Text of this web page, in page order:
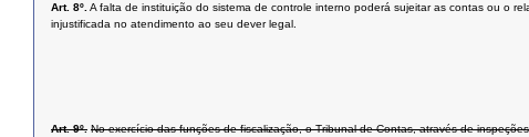
Art. 8º.A falta de instituição do sistema de controle interno poderá sujeitar as contas ou o
injustificada no atendimento ao seu dever legal.
Art. 9º. No exercício das funções de fiscalização, o Tribunal de Contas, através de